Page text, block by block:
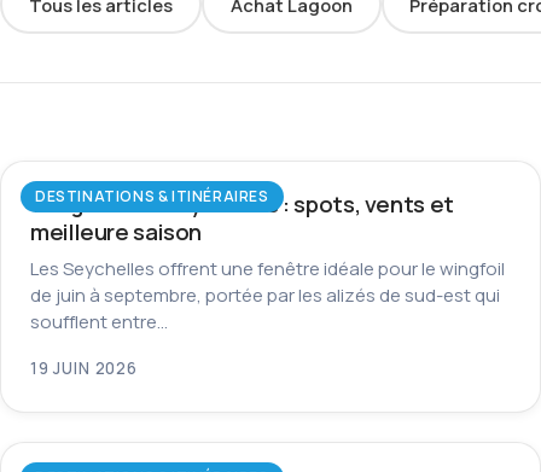
DESTINATIONS & ITINÉRAIRES
Wingfoil aux Seychelles : spots, vents et
meilleure saison
Les Seychelles offrent une fenêtre idéale pour le wingfoil
de juin à septembre, portée par les alizés de sud-est qui
soufflent entre…
19 JUIN 2026